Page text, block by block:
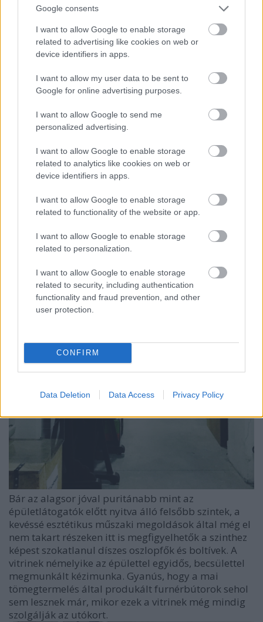
Google consents
I want to allow Google to enable storage
related to advertising like cookies on web or
device identifiers in apps.
I want to allow my user data to be sent to
Google for online advertising purposes.
I want to allow Google to send me
personalized advertising.
I want to allow Google to enable storage
related to analytics like cookies on web or
device identifiers in apps.
I want to allow Google to enable storage
related to functionality of the website or app.
I want to allow Google to enable storage
related to personalization.
I want to allow Google to enable storage
related to security, including authentication
functionality and fraud prevention, and other
user protection.
CONFIRM
Data Deletion Data Access Privacy Policy
"1957-1962 között nagyobb lélegzetű helyreállítás
folyt Kismarty-Lechner Lóránd vezetése alatt, de
fenti munkák továbbra is elvégezetlenül maradtak.
homlokzatokhoz toldott sufnik, raktárak, s a
szükségletek változása a belső tereket sem hagyta
adattár és a metró építése, az egyes kiállító terek és
az előcsarnok belsőépítészeti átalakítása, de az
apróbb funkcionális változások is egyre több
nyomot hagytak az épületen."
Bár az alagsor jóval puritánabb mint az
épületlátogatók előtt nyitva álló felsőbb szintek, a
kevéssé esztétikus műszaki megoldások által még el
nem takart részeken itt is megfigyelhetők a szinthez
képest szokatlanul díszes oszlopfők és boltívek. A
vitrinek némelyike az épülettel egyidős, becsülettel
megmunkált kézimunka. Gyanús, hogy a mai
tömegtermelés által produkált furnérbútorok sehol
sem lesznek már, mikor ezek a vitrinek még mindig
szolgálják az utókort.